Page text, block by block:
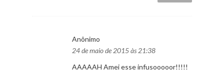
Anônimo
24 de maio de 2015 às 21:38
AAAAAH Amei esse infusooooor!!!!!